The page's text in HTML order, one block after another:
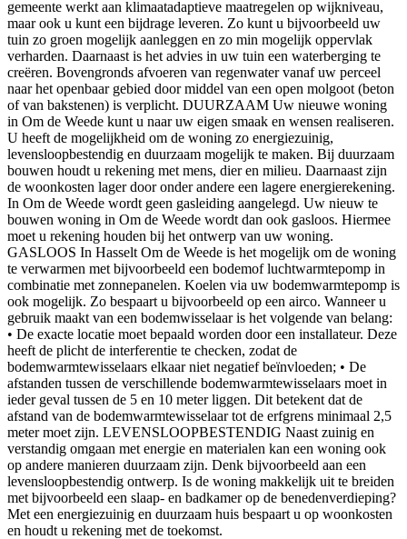
gemeente werkt aan klimaatadaptieve maatregelen op wijkniveau,
maar ook u kunt een bijdrage leveren. Zo kunt u bijvoorbeeld uw
tuin zo groen mogelijk aanleggen en zo min mogelijk oppervlak
verharden. Daarnaast is het advies in uw tuin een waterberging te
creëren. Bovengronds afvoeren van regenwater vanaf uw perceel
naar het openbaar gebied door middel van een open molgoot (beton
of van bakstenen) is verplicht. DUURZAAM Uw nieuwe woning
in Om de Weede kunt u naar uw eigen smaak en wensen realiseren.
U heeft de mogelijkheid om de woning zo energiezuinig,
levensloopbestendig en duurzaam mogelijk te maken. Bij duurzaam
bouwen houdt u rekening met mens, dier en milieu. Daarnaast zijn
de woonkosten lager door onder andere een lagere energierekening.
In Om de Weede wordt geen gasleiding aangelegd. Uw nieuw te
bouwen woning in Om de Weede wordt dan ook gasloos. Hiermee
moet u rekening houden bij het ontwerp van uw woning.
GASLOOS In Hasselt Om de Weede is het mogelijk om de woning
te verwarmen met bijvoorbeeld een bodemof luchtwarmtepomp in
combinatie met zonnepanelen. Koelen via uw bodemwarmtepomp is
ook mogelijk. Zo bespaart u bijvoorbeeld op een airco. Wanneer u
gebruik maakt van een bodemwisselaar is het volgende van belang:
• De exacte locatie moet bepaald worden door een installateur. Deze
heeft de plicht de interferentie te checken, zodat de
bodemwarmtewisselaars elkaar niet negatief beïnvloeden; • De
afstanden tussen de verschillende bodemwarmtewisselaars moet in
ieder geval tussen de 5 en 10 meter liggen. Dit betekent dat de
afstand van de bodemwarmtewisselaar tot de erfgrens minimaal 2,5
meter moet zijn. LEVENSLOOPBESTENDIG Naast zuinig en
verstandig omgaan met energie en materialen kan een woning ook
op andere manieren duurzaam zijn. Denk bijvoorbeeld aan een
levensloopbestendig ontwerp. Is de woning makkelijk uit te breiden
met bijvoorbeeld een slaap- en badkamer op de benedenverdieping?
Met een energiezuinig en duurzaam huis bespaart u op woonkosten
en houdt u rekening met de toekomst.